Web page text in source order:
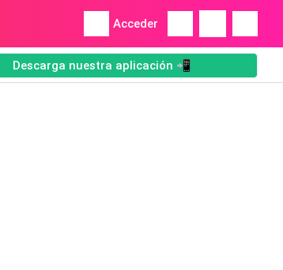
Acceder
Descarga nuestra aplicación 📲